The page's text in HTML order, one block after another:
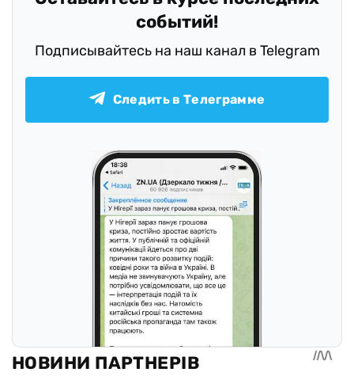
событий!
Подписывайтесь на наш канал в Telegram
Следить в Телеграмме